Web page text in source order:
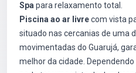
Spa para relaxamento total.
Piscina ao ar livrecom vista
situado nas cercanias de uma
movimentadas do Guarujá,
melhor da cidade.